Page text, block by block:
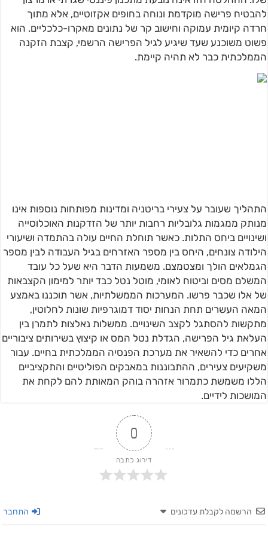
להבטיח פרישה מוקדמת ונוחה בחופים אקזוטיים, אלא מתוך
חרדה קיומית עמוקה וחישוב קר של נתונים מאקרו-כלכליים. הוא
פשוט משוכנע שעד שיגיע לגיל הפרישה הרשמי, קצבת הזקנה
הממלכתית כבר לא תהיה קיימת.
התהליך שעובר על צעירי בריטניה ומדינות מפותחות נוספות אינו
מנותק ממגמות גלובליות רחבות יותר של הזדקנות האוכלוסייה
ושינויים ביחס התלות. כאשר תוחלת החיים עולה בהתמדה ושיעורי
הילודה צונחים, היחס בין מספר האזרחים בגיל העבודה לבין מספר
הגמלאים הולך ומצטמצם. משמעות הדבר היא שעל כל עובד
המשלם מסים וביטוח לאומי, מוטל נטל כבד יותר למימון הקצבאות
של אלו שכבר פרשו. המערכות הממשלתיות, אשר תוכננו באמצע
המאה העשרים תחת הנחות יסוד דמוגרפיות שונות לחלוטין,
מתקשות להסתגל לקצב השינויים. ממשלות נאלצות לתמרן בין
העלאת גיל הפרישה, הגדלת נטל המס או קיצוץ בשירותים ציבוריים
אחרים כדי להשאיר את מערכת הפנסיה הממלכתית בחיים. עבור
משקיעים צעירים, ההתבוננות במאבקים הפוליטיים והתקציביים
הללו משמשת כתמרור אזהרה בוהק המאותת להם לקחת את
המושכות לידיים.
0
דירוג כתבה
הרשמה לקבלת עדכונים התחבר